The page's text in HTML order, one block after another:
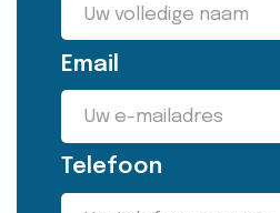
Email
Telefoon